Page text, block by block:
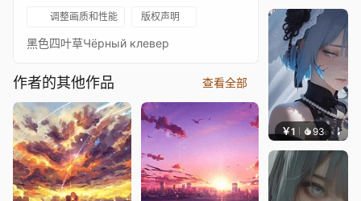
调整画质和性能 版权声明
黑色四叶草Чёрный клевер
作者的其他作品 查看全部
￥1 93 辰东